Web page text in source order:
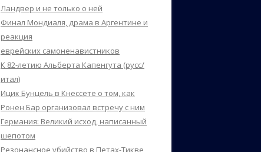
Ландвер и не только о ней
Финал Мондиаля, драма в Аргентине и
реакция
еврейских самоненавистников
К 82-летию Альберта Капенгута (русс/
итал)
Ицик Бунцель в Кнессете о том, как
Ронен Бар организовал встречу с ним
Германия: Великий исход, написанный
шепотом
Резонансное убийство в Петах-Тикве